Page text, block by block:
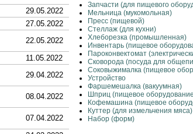
29.05.2022
27.05.2022
22.05.2022
11.05.2022
29.04.2022
08.04.2022
07.04.2022
Запчасти (для пищевого
Мельница (мукомольная)
Пресс (пищевой)
Стеллаж (для кухни)
Хлеборезка (промышленная)
Инвентарь (пищевое
Пароконвектомат
Сковорода (посуда для
Соковыжималка (пищевое
Устройство
Фаршемешалка (вакуумная)
Шприц (пищевое
Кофемашина (пищевое
Куттер (для измельчения мяса)
Набор (форм)